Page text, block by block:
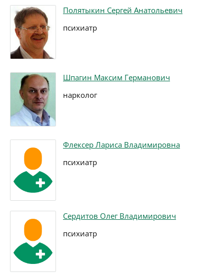
Полятыкин Сергей Анатольевич
психиатр
Шпагин Максим Германович
нарколог
Флексер Лариса Владимировна
психиатр
Сердитов Олег Владимирович
психиатр